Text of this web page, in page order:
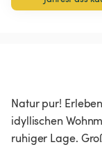
Natur pur!
idyllischen
ruhiger Lage.